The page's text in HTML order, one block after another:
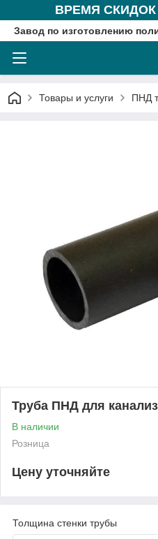
ВРЕМЯ
Завод по изготовлению
Товары и услуги ПНД
Труба ПНД для
В наличии
Розница
Цену уточняйте
Толщина стенки трубы